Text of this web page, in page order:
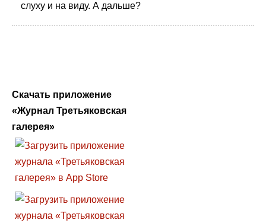
слуху и на виду. А дальше?
Скачать приложение
«Журнал Третьяковская
галерея»